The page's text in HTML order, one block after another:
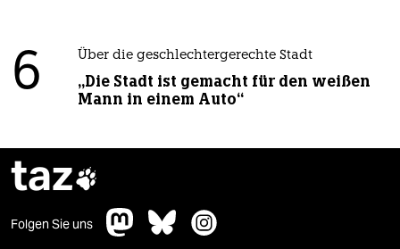
6 Über die geschlechtergerechte Stadt
„Die Stadt ist gemacht für den weißen
Mann in einem Auto“
taz
Folgen Sie uns